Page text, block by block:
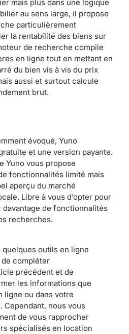
mais plus dans une logique
au sens large, il propose
particulièrement
la rentabilité des biens sur
de recherche compile
en ligne tout en mettant en
du bien vis à vis du prix
aussi et surtout calcule
brut.
évoqué, Yuno
et une version payante.
Yuno vous propose
fonctionnalités limité mais
aperçu du marché
Libre à vous d’opter pour
davantage de fonctionnalités
recherches.
quelques outils en ligne
compléter
précédent et de
les informations que
ligne ou dans votre
Cependant, nous vous
de vous rapprocher
spécialisés en location